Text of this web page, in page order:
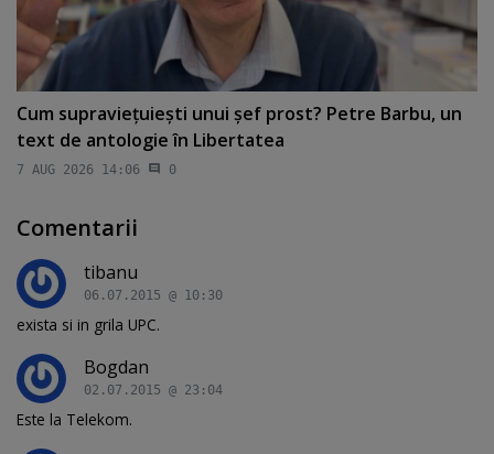
Cum supravieţuieşti unui şef prost? Petre Barbu, un
text de antologie în Libertatea
7 AUG 2026 14:06 0
Comentarii
tibanu
06.07.2015 @ 10:30
exista si in grila UPC.
Bogdan
02.07.2015 @ 23:04
Este la Telekom.